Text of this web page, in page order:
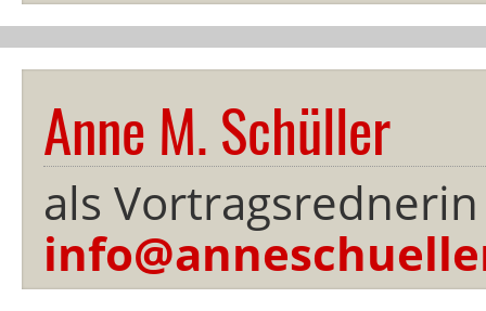
Anne M. Schüller
als